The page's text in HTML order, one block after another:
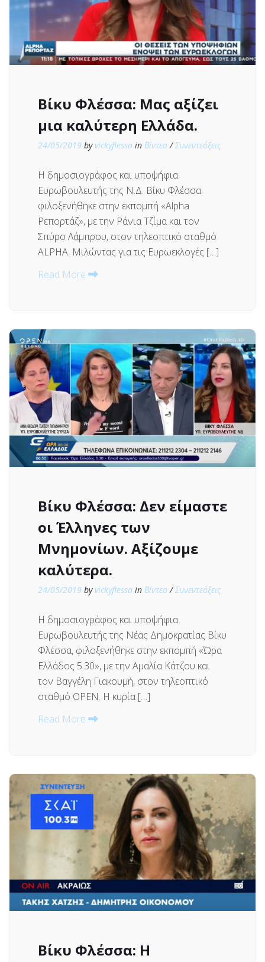
Βίκυ Φλέσσα: Μας αξίζει
μια καλύτερη Ελλάδα.
24/05/2019 by vickyflessa in Βίντεο /Συνεντεύξεις
Η δημοσιογράφος και υποψήφια
Ευρωβουλευτής της Ν.Δ. Βίκυ Φλέσσα
φιλοξενήθηκε στην εκπομπή «Alpha
Ρεπορτάζ», με την Ράνια Τζίμα και τον
Σπύρο Λάμπρου, στον τηλεοπτικό σταθμό
ALPHA. Μιλώντας για τις Ευρωεκλογές […]
Read More
Βίκυ Φλέσσα: Δεν είμαστε
οι Έλληνες των
Μνημονίων. Αξίζουμε
καλύτερα.
24/05/2019 by vickyflessa in Βίντεο /Συνεντεύξεις
Η δημοσιογράφος και υποψήφια
Ευρωβουλευτής της Νέας Δημοκρατίας Βίκυ
Φλέσσα, φιλοξενήθηκε στην εκπομπή «Ώρα
Ελλάδος 5.30», με την Αμαλία Κάτζου και
τον Βαγγέλη Γιακουμή, στον τηλεοπτικό
σταθμό OPEN. Η κυρία […]
Read More
Βίκυ Φλέσσα: Η